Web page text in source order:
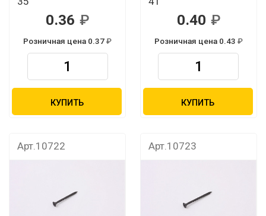
0.36
Розничная цена 0.37
КУПИТЬ
0.40
Розничная цена 0.43
КУПИТЬ
Арт.10722 Арт.10723